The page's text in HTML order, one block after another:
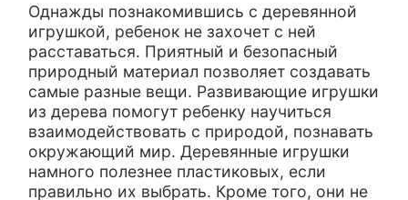
Однажды познакомившись с деревянной
игрушкой, ребенок не захочет с ней
расставаться. Приятный и безопасный
природный материал позволяет создавать
самые разные вещи. Развивающие игрушки
из дерева помогут ребенку научиться
взаимодействовать с природой, познавать
окружающий мир. Деревянные игрушки
намного полезнее пластиковых, если
правильно их выбрать. Кроме того, они не